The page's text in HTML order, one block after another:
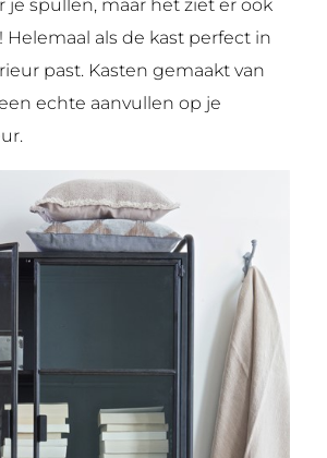
je spullen, maar het ziet er ook
als de kast perfect in
past. Kasten gemaakt van
echte aanvullen op je